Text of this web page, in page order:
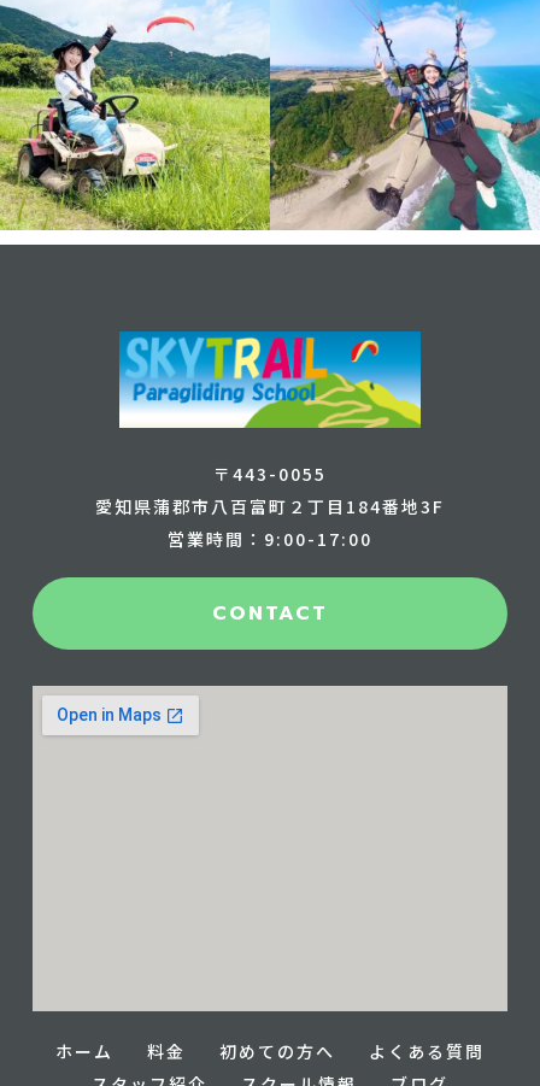
〒443-0055
愛知県蒲郡市八百富町２丁目184番地3F
営業時間：9:00-17:00
CONTACT
ホーム 料金 初めての方へ
よくある質問